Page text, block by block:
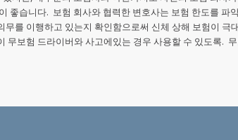
좋습니다. 보험 회사와 협력한 변호사는 보험 한도를 파
무를 이행하고 있는지 확인함으로써 신체 상해 보험이
무보험 드라이버와 사고에있는 경우 사용할 수 있도록.